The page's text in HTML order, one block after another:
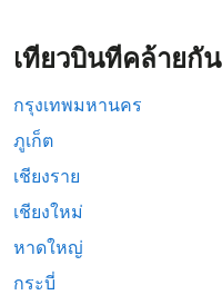
เที่ยวบินที่คล้ายกัน
กรุงเทพมหานคร
ภูเก็ต
เชียงราย
เชียงใหม่
หาดใหญ่
กระบี่